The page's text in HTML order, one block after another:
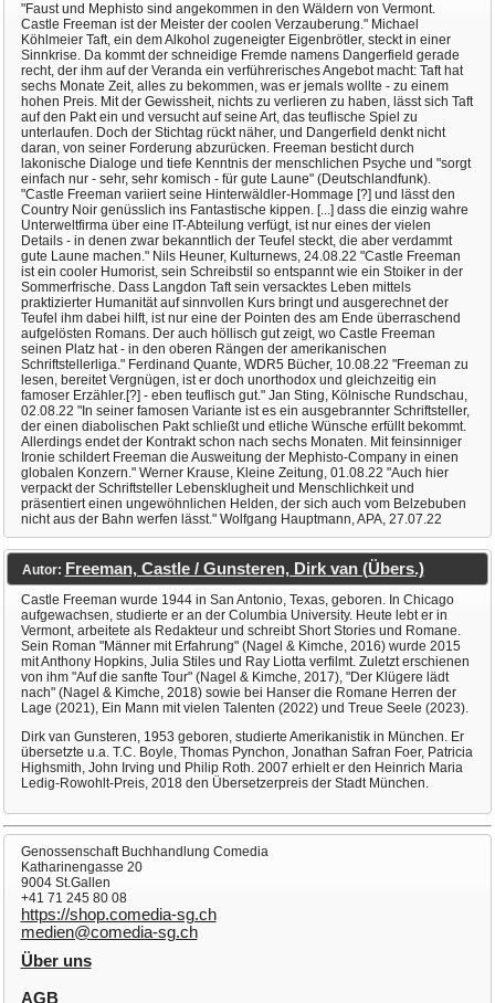
"Faust und Mephisto sind angekommen in den Wäldern von Vermont.
Castle Freeman ist der Meister der coolen Verzauberung." Michael
Köhlmeier Taft, ein dem Alkohol zugeneigter Eigenbrötler, steckt in einer
Sinnkrise. Da kommt der schneidige Fremde namens Dangerfield gerade
recht, der ihm auf der Veranda ein verführerisches Angebot macht: Taft hat
sechs Monate Zeit, alles zu bekommen, was er jemals wollte - zu einem
hohen Preis. Mit der Gewissheit, nichts zu verlieren zu haben, lässt sich Taft
auf den Pakt ein und versucht auf seine Art, das teuflische Spiel zu
unterlaufen. Doch der Stichtag rückt näher, und Dangerfield denkt nicht
daran, von seiner Forderung abzurücken. Freeman besticht durch
lakonische Dialoge und tiefe Kenntnis der menschlichen Psyche und "sorgt
einfach nur - sehr, sehr komisch - für gute Laune" (Deutschlandfunk).
"Castle Freeman variiert seine Hinterwäldler-Hommage [?] und lässt den
Country Noir genüsslich ins Fantastische kippen. [...] dass die einzig wahre
Unterweltfirma über eine IT-Abteilung verfügt, ist nur eines der vielen
Details - in denen zwar bekanntlich der Teufel steckt, die aber verdammt
gute Laune machen." Nils Heuner, Kulturnews, 24.08.22 "Castle Freeman
ist ein cooler Humorist, sein Schreibstil so entspannt wie ein Stoiker in der
Sommerfrische. Dass Langdon Taft sein versacktes Leben mittels
praktizierter Humanität auf sinnvollen Kurs bringt und ausgerechnet der
Teufel ihm dabei hilft, ist nur eine der Pointen des am Ende überraschend
aufgelösten Romans. Der auch höllisch gut zeigt, wo Castle Freeman
seinen Platz hat - in den oberen Rängen der amerikanischen
Schriftstellerliga." Ferdinand Quante, WDR5 Bücher, 10.08.22 "Freeman zu
lesen, bereitet Vergnügen, ist er doch unorthodox und gleichzeitig ein
famoser Erzähler.[?] - eben teuflisch gut." Jan Sting, Kölnische Rundschau,
02.08.22 "In seiner famosen Variante ist es ein ausgebrannter Schriftsteller,
der einen diabolischen Pakt schließt und etliche Wünsche erfüllt bekommt.
Allerdings endet der Kontrakt schon nach sechs Monaten. Mit feinsinniger
Ironie schildert Freeman die Ausweitung der Mephisto-Company in einen
globalen Konzern." Werner Krause, Kleine Zeitung, 01.08.22 "Auch hier
verpackt der Schriftsteller Lebensklugheit und Menschlichkeit und
präsentiert einen ungewöhnlichen Helden, der sich auch vom Belzebuben
nicht aus der Bahn werfen lässt." Wolfgang Hauptmann, APA, 27.07.22
Autor: Freeman, Castle / Gunsteren, Dirk van (Übers.)
Castle Freeman wurde 1944 in San Antonio, Texas, geboren. In Chicago
aufgewachsen, studierte er an der Columbia University. Heute lebt er in
Vermont, arbeitete als Redakteur und schreibt Short Stories und Romane.
Sein Roman "Männer mit Erfahrung" (Nagel & Kimche, 2016) wurde 2015
mit Anthony Hopkins, Julia Stiles und Ray Liotta verfilmt. Zuletzt erschienen
von ihm "Auf die sanfte Tour" (Nagel & Kimche, 2017), "Der Klügere lädt
nach" (Nagel & Kimche, 2018) sowie bei Hanser die Romane Herren der
Lage (2021), Ein Mann mit vielen Talenten (2022) und Treue Seele (2023).
Dirk van Gunsteren, 1953 geboren, studierte Amerikanistik in München. Er
übersetzte u.a. T.C. Boyle, Thomas Pynchon, Jonathan Safran Foer, Patricia
Highsmith, John Irving und Philip Roth. 2007 erhielt er den Heinrich Maria
Ledig-Rowohlt-Preis, 2018 den Übersetzerpreis der Stadt München.
Genossenschaft Buchhandlung Comedia
Katharinengasse 20
9004 St.Gallen
+41 71 245 80 08
https://shop.comedia-sg.ch
medien@comedia-sg.ch
Über uns
AGB